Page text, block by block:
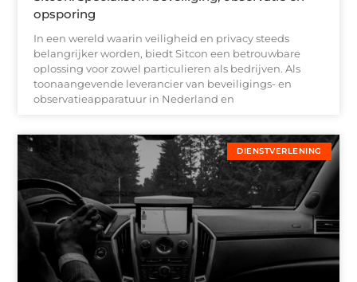
opsporing
In een wereld waarin veiligheid en privacy steeds
belangrijker worden, biedt Sitcon een betrouwbare
oplossing voor zowel particulieren als bedrijven. Als
toonaangevende leverancier van beveiligings- en
observatieapparatuur in Nederland en
DIENSTVERLENING